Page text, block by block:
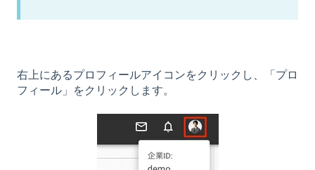
右上にあるプロフィールアイコンをクリックし、「プロ
フィール」をクリックします。